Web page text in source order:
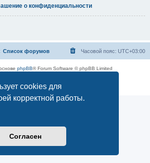
cookies для
корректной работы.
Согласен
о конфиденциальности
Список форумов Часовой пояс: UTC+03:00
phpBB® Forum Software © phpBB Limited
Конфиденциальность|Правила